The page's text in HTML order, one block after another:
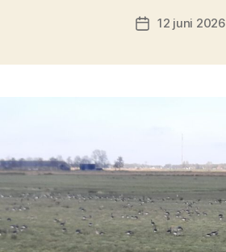
Berichtdatum
12 juni 2026